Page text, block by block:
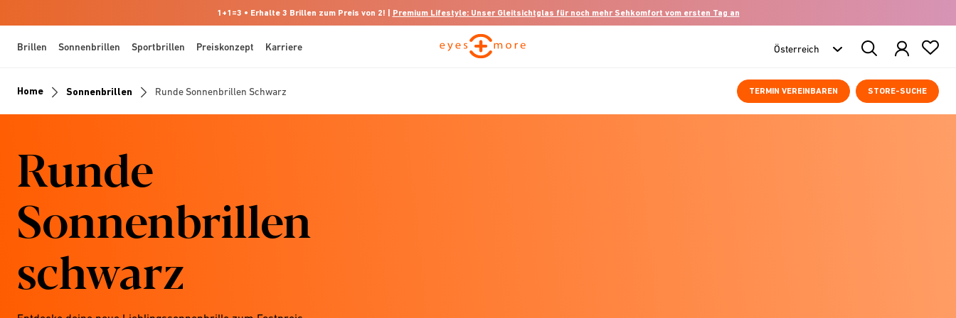
1+1=3 • Erhalte 3 Brillen zum Preis von 2! | Premium Lifestyle: Unser Gleitsichtglas für noch mehr Sehkomfort vom ersten Tag an
Brillen Sonnenbrillen Sportbrillen Preiskonzept Karriere
Search
Products
TERMIN VEREINBAREN STORE-SUCHE
Home Sonnenbrillen Runde Sonnenbrillen Schwarz
Runde
Sonnenbrillen
schwarz